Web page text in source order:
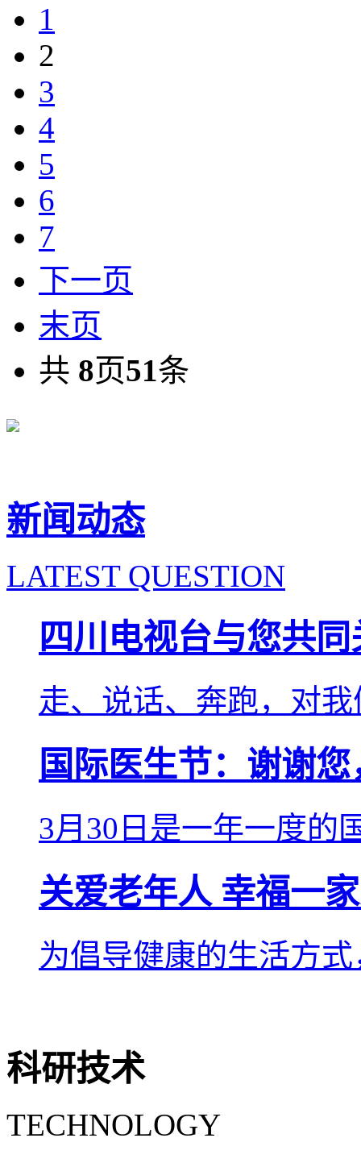
1
2
3
4
5
6
7
下一页
末页
共 8页51条
新闻动态
LATEST QUESTION
四川电视台与您共
走、说话、奔跑，对
国际医生节：谢谢
3月30日是一年一度的
关爱老年人 幸福一
为倡导健康的生活方
科研技术
TECHNOLOGY